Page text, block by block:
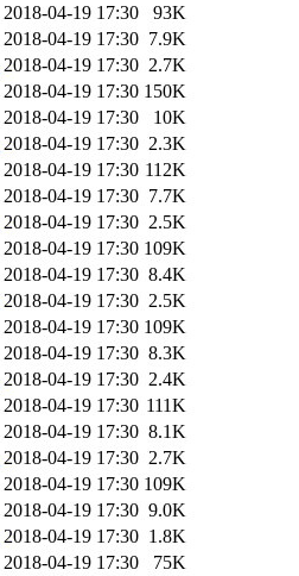
2018-04-19 17:30
93K
2018-04-19 17:30 7.9K
2018-04-19 17:30 2.7K
2018-04-19 17:30 150K
2018-04-19 17:30
10K
2018-04-19 17:30 2.3K
2018-04-19 17:30 112K
2018-04-19 17:30 7.7K
2018-04-19 17:30 2.5K
2018-04-19 17:30 109K
2018-04-19 17:30 8.4K
2018-04-19 17:30 2.5K
2018-04-19 17:30 109K
2018-04-19 17:30 8.3K
2018-04-19 17:30 2.4K
2018-04-19 17:30 111K
2018-04-19 17:30 8.1K
2018-04-19 17:30 2.7K
2018-04-19 17:30 109K
2018-04-19 17:30 9.0K
2018-04-19 17:30 1.8K
2018-04-19 17:30
75K